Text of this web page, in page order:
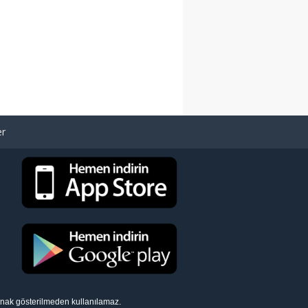
gösterilmeden kullanılamaz.